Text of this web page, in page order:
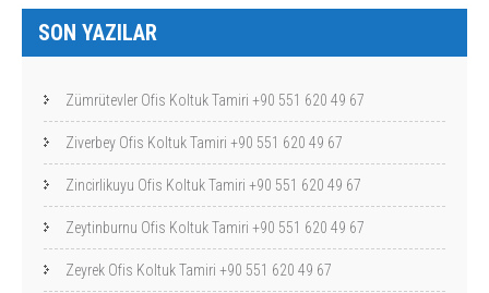
SON YAZILAR
Zümrütevler Ofis Koltuk Tamiri +90 551 620 49 67
Ziverbey Ofis Koltuk Tamiri +90 551 620 49 67
Zincirlikuyu Ofis Koltuk Tamiri +90 551 620 49 67
Zeytinburnu Ofis Koltuk Tamiri +90 551 620 49 67
Zeyrek Ofis Koltuk Tamiri +90 551 620 49 67